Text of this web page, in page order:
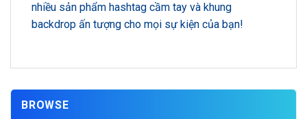
nhiều sản phẩm hashtag cầm tay và khung
backdrop ấn tượng cho mọi sự kiện của bạn!
BROWSE